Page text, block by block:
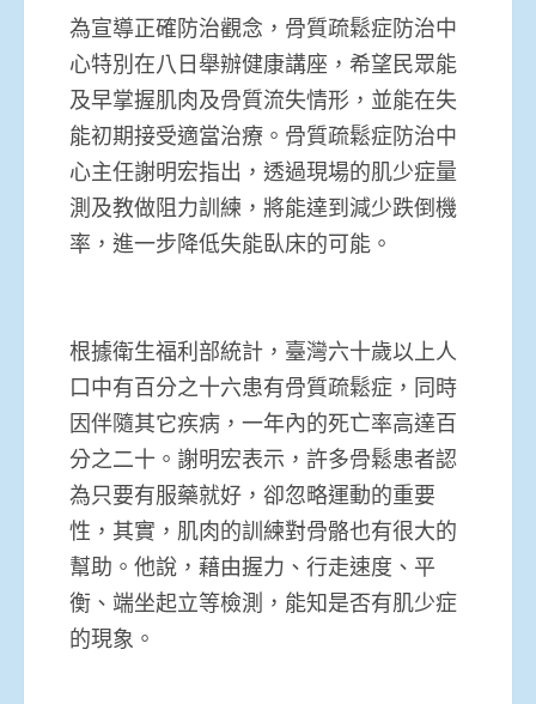
為宣導正確防治觀念，骨質疏鬆症防治中
心特別在八日舉辦健康講座，希望民眾能
及早掌握肌肉及骨質流失情形，並能在失
能初期接受適當治療。骨質疏鬆症防治中
心主任謝明宏指出，透過現場的肌少症量
測及教做阻力訓練，將能達到減少跌倒機
率，進一步降低失能臥床的可能。
根據衛生福利部統計，臺灣六十歲以上人
口中有百分之十六患有骨質疏鬆症，同時
因伴隨其它疾病，一年內的死亡率高達百
分之二十。謝明宏表示，許多骨鬆患者認
為只要有服藥就好，卻忽略運動的重要
性，其實，肌肉的訓練對骨骼也有很大的
幫助。他說，藉由握力、行走速度、平
衡、端坐起立等檢測，能知是否有肌少症
的現象。